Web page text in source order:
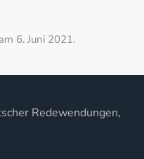
6. Juni 2021.
Redewendungen,